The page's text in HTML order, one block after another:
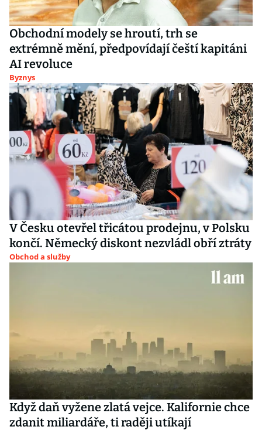
Obchodní modely se hroutí, trh se
extrémně mění, předpovídají čeští kapitáni
AI revoluce
Byznys
V Česku otevřel třicátou prodejnu, v Polsku
končí. Německý diskont nezvládl obří ztráty
Obchod a služby
Když daň vyžene zlatá vejce. Kalifornie chce
zdanit miliardáře, ti raději utíkají